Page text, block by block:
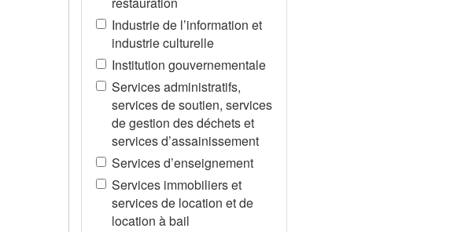
Industrie de l’information et
industrie culturelle
Institution gouvernementale
Services administratifs,
services de soutien, services
de gestion des déchets et
services d’assainissement
Services d’enseignement
Services immobiliers et
services de location et de
location à bail